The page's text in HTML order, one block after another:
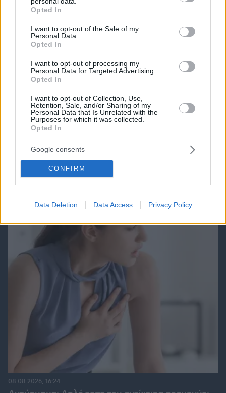
grant or deny consent to Google and its third-party tags to
use your data for below specified purposes in below Google
consent section.
Opted In
I want to opt-out of the Sale of my
Personal Data.
Opted In
I want to opt-out of processing my
Personal Data for Targeted Advertising.
Opted In
I want to opt-out of Collection, Use,
Retention, Sale, and/or Sharing of my
Personal Data that Is Unrelated with the
Purposes for which it was collected.
Opted In
Google consents
CONFIRM
Data Deletion Data Access Privacy Policy
Games
Cut The Rope
ΔΕΙΤΕ ΟΛΑ ΤΑ GAMES
Best of Network
08.08.2026, 16:24